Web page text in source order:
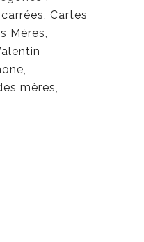
, Cartes
Mères,
,
mères,